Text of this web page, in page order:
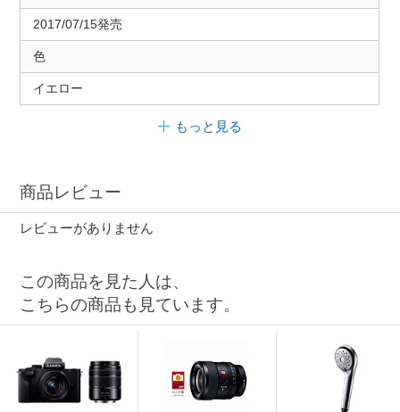
2017/07/15発売
色
イエロー
もっと見る
商品レビュー
レビューがありません
この商品を見た人は、
こちらの商品も見ています。